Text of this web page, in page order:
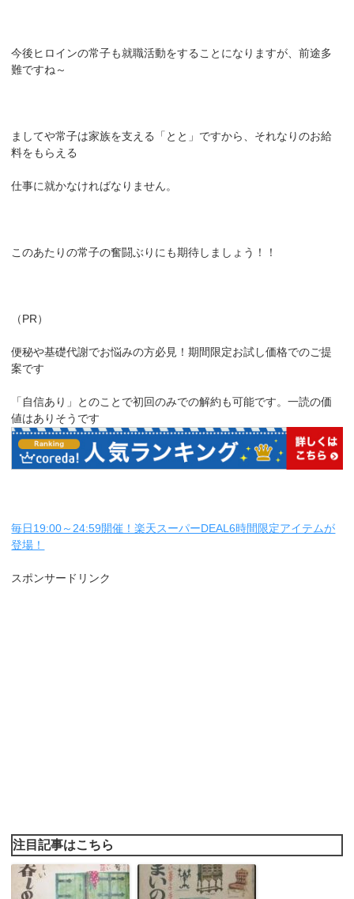
今後ヒロインの常子も就職活動をすることになりますが、前途多
難ですね～
ましてや常子は家族を支える「とと」ですから、それなりのお給
料をもらえる
仕事に就かなければなりません。
このあたりの常子の奮闘ぶりにも期待しましょう！！
（PR）
便秘や基礎代謝でお悩みの方必見！期間限定お試し価格でのご提
案です
「自信あり」とのことで初回のみでの解約も可能です。一読の価
値はありそうです
毎日19:00～24:59開催！楽天スーパーDEAL6時間限定アイテムが
登場！
スポンサードリンク
注目記事はこちら